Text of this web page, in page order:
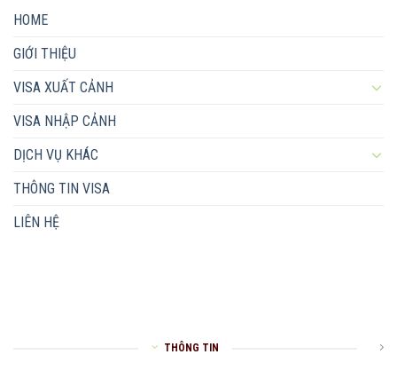
HOME
GIỚI THIỆU
VISA XUẤT CẢNH
VISA NHẬP CẢNH
DỊCH VỤ KHÁC
THÔNG TIN VISA
LIÊN HỆ
THÔNG TIN